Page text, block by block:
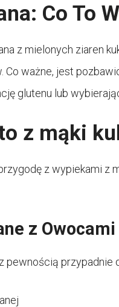
Co To
z mielonych ziaren
ważne, jest
glutenu lub
z mąki
z wypiekami z
z Owocami
przypadnie